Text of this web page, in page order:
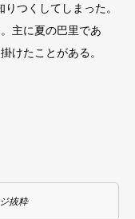
つくしてしまった。
主に夏の巴里であ
けたことがある。
抜粋